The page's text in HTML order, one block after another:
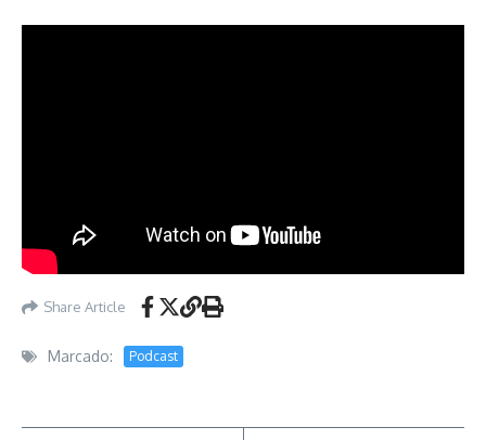
Share Article
Marcado: Podcast